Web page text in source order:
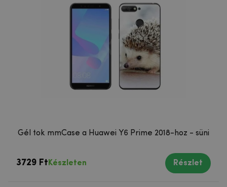
Gél tok mmCase a Huawei Y6 Prime 2018-hoz - süni
3729 Ft Készleten Részlet